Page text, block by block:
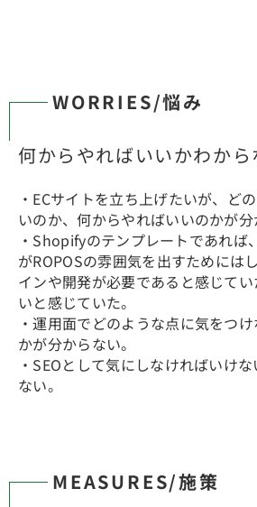
WORRIES/悩み
何からやればいいかわから
・ECサイトを立ち上げたいが、ど
いのか、何からやればいいのかが分
・Shopifyのテンプレートであれば
がROPOSの雰囲気を出すためには
インや開発が必要であると感じて
いと感じていた。
・運用面でどのような点に気をつ
かが分からない。
・SEOとして気にしなければいけ
ない。
MEASURES/施策